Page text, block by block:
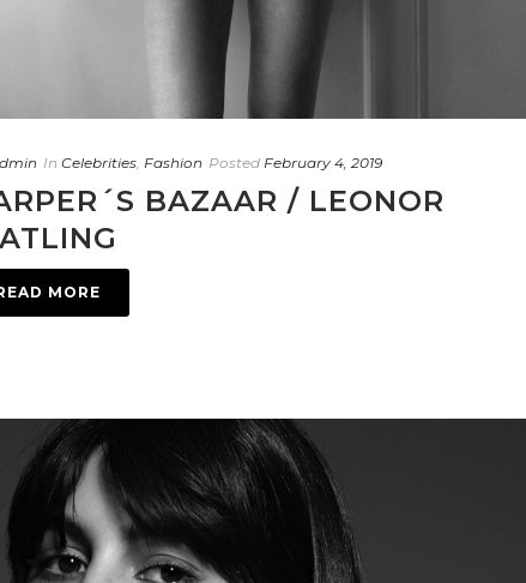
In Celebrities Fashion Posted February 4, 2019
BAZAAR / LEONOR
MORE